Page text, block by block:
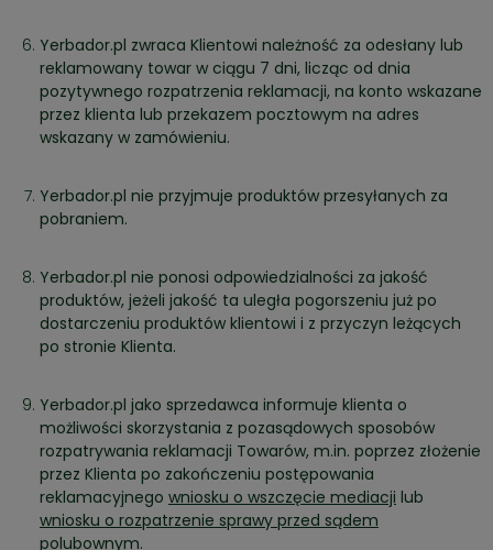
Yerbador.pl zwraca Klientowi należność za odesłany lub
reklamowany towar w ciągu 7 dni, licząc od dnia
pozytywnego rozpatrzenia reklamacji, na konto wskazane
przez klienta lub przekazem pocztowym na adres
wskazany w zamówieniu.
Yerbador.pl nie przyjmuje produktów przesyłanych za
pobraniem.
Yerbador.pl nie ponosi odpowiedzialności za jakość
produktów, jeżeli jakość ta uległa pogorszeniu już po
dostarczeniu produktów klientowi i z przyczyn leżących
po stronie Klienta.
Yerbador.pl jako sprzedawca informuje klienta o
możliwości skorzystania z pozasądowych sposobów
rozpatrywania reklamacji Towarów, m.in. poprzez złożenie
przez Klienta po zakończeniu postępowania
reklamacyjnego wniosku o wszczęcie mediacji lub
wniosku o rozpatrzenie sprawy przed sądem
polubownym.